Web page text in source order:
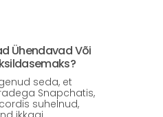
Ühendavad Või
seda, et
Snapchatis,
suhelnud,